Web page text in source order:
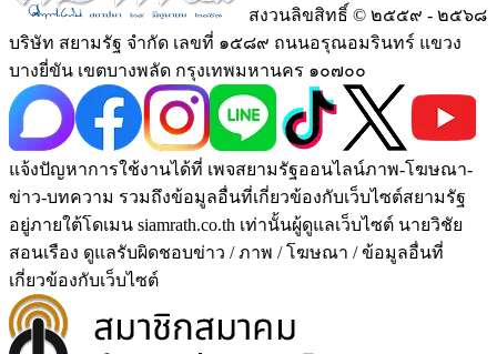
สงวนลิขสิทธิ์ © ๒๕๕๙ - ๒๕๖๘
บริษัท สยามรัฐ จำกัด เลขที่ ๑๕๘๙ ถนนอรุณอมรินทร์ แขวง
บางยี่ขัน เขตบางพลัด กรุงเทพมหานคร ๑๐๗๐๐
แจ้งปัญหาการใช้งานได้ที่ เพจสยามรัฐออนไลน์ภาพ-โฆษณา-
ข่าว-บทความ รวมถึงข้อมูลอื่นที่เกี่ยวข้องกับเว็บไซต์สยามรัฐ
อยู่ภายใต้โดเมน siamrath.co.th เท่านั้นผู้ดูแลเว็บไซต์ นายวิชัย
สอนเรือง ดูแลรับผิดชอบข่าว / ภาพ / โฆษณา / ข้อมูลอื่นที่
เกี่ยวข้องกับเว็บไซต์